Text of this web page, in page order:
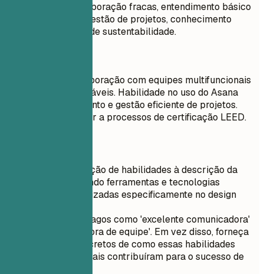
Habilidades de colaboração fracas, entendimento básico
de ferramentas de gestão de projetos, conhecimento
limitado de normas de sustentabilidade.
Experiente em colaboração com equipes multifuncionais
em projetos sustentáveis. Habilidade no uso do Asana
para acompanhamento e gestão eficiente de projetos.
Proficiente em aderir a processos de certificação LEED.
Adapte sua seção de habilidades à descrição da
vaga, enfatizando ferramentas e tecnologias
relevantes utilizadas especificamente no design
Evite termos vagos como 'excelente comunicadora'
ou 'forte jogadora de equipe'. Em vez disso, forneça
exemplos concretos de como essas habilidades
comportamentais contribuíram para o sucesso de